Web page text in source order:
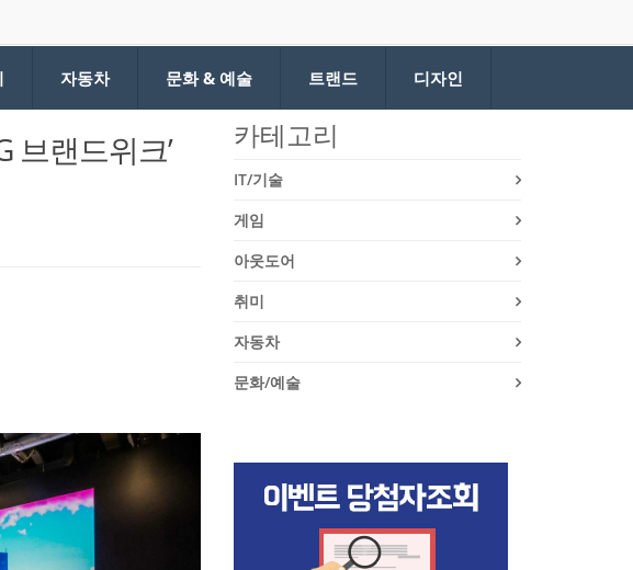
자동차 문화 & 예술 트랜드 디자인
브랜드위크’
카테고리
IT/기술
게임
아웃도어
취미
자동차
문화/예술